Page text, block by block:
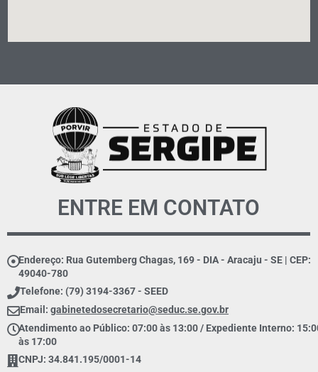
ENTRE EM CONTATO
Endereço: Rua Gutemberg Chagas, 169 - DIA - Aracaju - SE | CEP:
49040-780
Telefone: (79) 3194-3367 - SEED
Email: gabinetedosecretario@seduc.se.gov.br
Atendimento ao Público: 07:00 às 13:00 / Expediente Interno:
às 17:00
CNPJ: 34.841.195/0001-14